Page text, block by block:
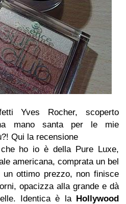
Yves Rocher, scoperto
mano santa per le mie
Qui la recensione
ho io è della Pure Luxe,
americana, comprata un bel
ottimo prezzo, non finisce
opacizza alla grande e dà
Identica è la Hollywood